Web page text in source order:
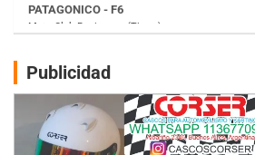
Juventud Unida (Tierra)
NORESTE SANTAFESINO - F6
Ciudad de Avellaneda (Asfalto)
Avellaneda (Santa Fe)
SUR SANTAFESINO - F4
José Samuel Sánchez (Tierra)
Publicidad